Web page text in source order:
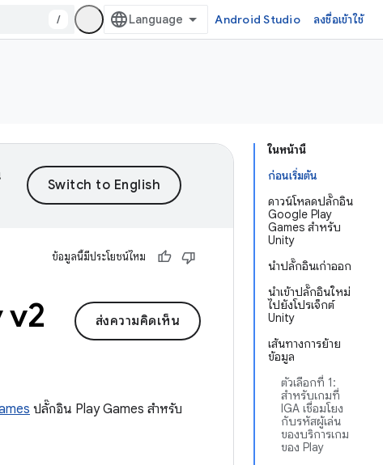
/ Android Studio ลงชื่อเข้าใช้
ในหน้านี้
ก่อนเริ่มต้น
ดาวน์โหลดปลั๊กอิน
Google Play
Games สำหรับ
Unity
นำปลั๊กอินเก่าออก
นำเข้าปลั๊กอินใหม่
ไปยังโปรเจ็กต์
Unity
เส้นทางการย้าย
ข้อมูล
ตัวเลือกที่ 1:
สำหรับเกมที่
IGA เชื่อมโยง
กับรหัสผู้เล่น
ของบริการเกม
ของ Play
ข้อมูลนี้มีประโยชน์ไหม
ส่งความคิดเห็น
v2
ปลั๊กอิน Play Games สำหรับ